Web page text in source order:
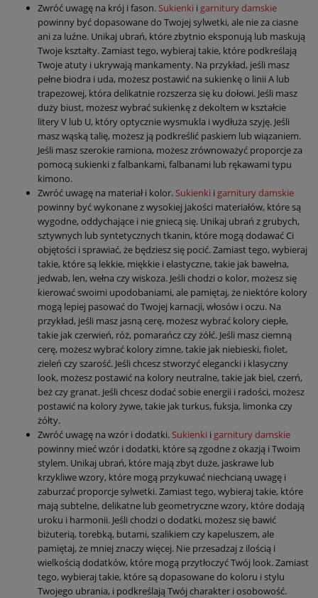
Zwróć uwagę na krój i fason. Sukienki i garnitury damskie
powinny być dopasowane do Twojej sylwetki, ale nie za ciasne
ani za luźne. Unikaj ubrań, które zbytnio eksponują lub maskują
Twoje kształty. Zamiast tego, wybieraj takie, które podkreślają
Twoje atuty i ukrywają mankamenty. Na przykład, jeśli masz
pełne biodra i uda, możesz postawić na sukienkę o linii A lub
trapezowej, która delikatnie rozszerza się ku dołowi. Jeśli masz
duży biust, możesz wybrać sukienkę z dekoltem w kształcie
litery V lub U, który optycznie wysmukla i wydłuża szyję. Jeśli
masz wąską talię, możesz ją podkreślić paskiem lub wiązaniem.
Jeśli masz szerokie ramiona, możesz zrównoważyć proporcje za
pomocą sukienki z falbankami, falbanami lub rękawami typu
kimono.
Zwróć uwagę na materiał i kolor. Sukienki i garnitury damskie
powinny być wykonane z wysokiej jakości materiałów, które są
wygodne, oddychające i nie gniecą się. Unikaj ubrań z grubych,
sztywnych lub syntetycznych tkanin, które mogą dodawać Ci
objętości i sprawiać, że będziesz się pocić. Zamiast tego, wybieraj
takie, które są lekkie, miękkie i elastyczne, takie jak bawełna,
jedwab, len, wełna czy wiskoza. Jeśli chodzi o kolor, możesz się
kierować swoimi upodobaniami, ale pamiętaj, że niektóre kolory
mogą lepiej pasować do Twojej karnacji, włosów i oczu. Na
przykład, jeśli masz jasną cerę, możesz wybrać kolory ciepłe,
takie jak czerwień, róż, pomarańcz czy żółć. Jeśli masz ciemną
cerę, możesz wybrać kolory zimne, takie jak niebieski, fiolet,
zieleń czy szarość. Jeśli chcesz stworzyć elegancki i klasyczny
look, możesz postawić na kolory neutralne, takie jak biel, czerń,
beż czy granat. Jeśli chcesz dodać sobie energii i radości, możesz
postawić na kolory żywe, takie jak turkus, fuksja, limonka czy
żółty.
Zwróć uwagę na wzór i dodatki. Sukienki i garnitury damskie
powinny mieć wzór i dodatki, które są zgodne z okazją i Twoim
stylem. Unikaj ubrań, które mają zbyt duże, jaskrawe lub
krzykliwe wzory, które mogą przykuwać niechcianą uwagę i
zaburzać proporcje sylwetki. Zamiast tego, wybieraj takie, które
mają subtelne, delikatne lub geometryczne wzory, które dodają
uroku i harmonii. Jeśli chodzi o dodatki, możesz się bawić
biżuterią, torebką, butami, szalikiem czy kapeluszem, ale
pamiętaj, że mniej znaczy więcej. Nie przesadzaj z ilością i
wielkością dodatków, które mogą przytłoczyć Twój look. Zamiast
tego, wybieraj takie, które są dopasowane do koloru i stylu
Twojego ubrania, i podkreślają Twój charakter i osobowość.